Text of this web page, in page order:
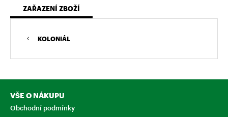
ZAŘAZENÍ ZBOŽÍ
KOLONIÁL
VŠE O NÁKUPU
Obchodní podmínky